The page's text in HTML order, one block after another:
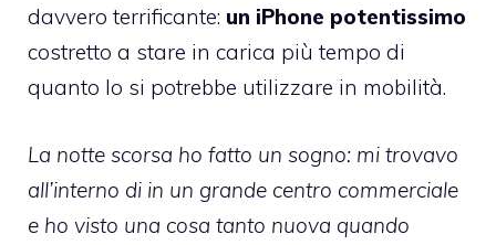
davvero terrificante: un iPhone potentissimo
costretto a stare in carica più tempo di
quanto lo si potrebbe utilizzare in mobilità.
La notte scorsa ho fatto un sogno: mi trovavo
all’interno di in un grande centro commerciale
e ho visto una cosa tanto nuova quando